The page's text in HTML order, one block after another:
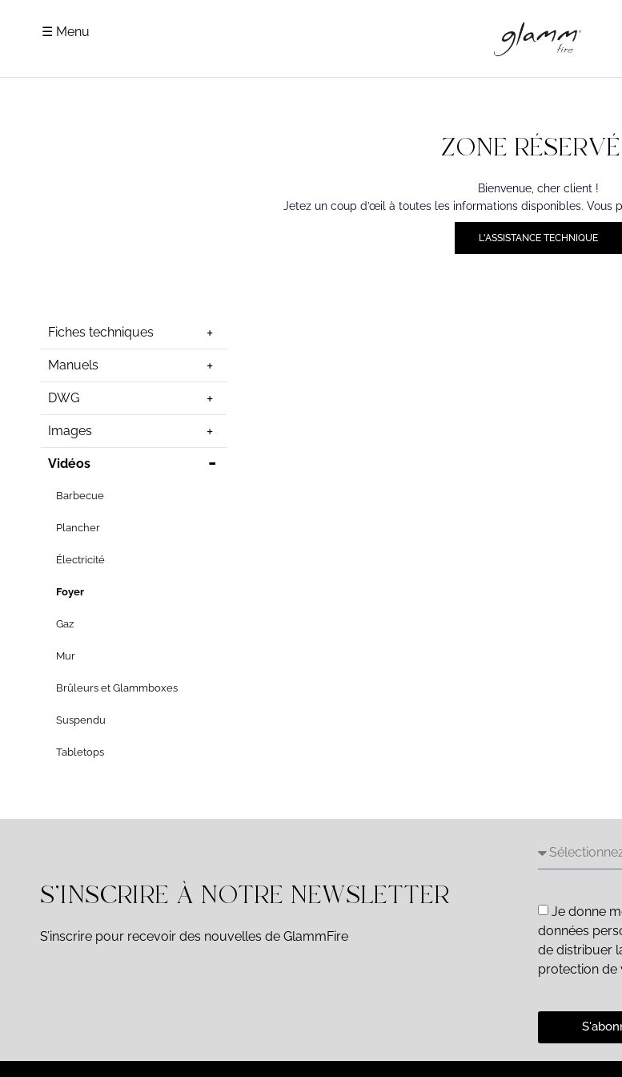
☰ Menu
ZONE
Bienvenue, cher client !
Jetez un coup d’œil à toutes les informations disponibles. Vous
L'ASSISTANCE TECHNIQUE
Fiches techniques
Manuels
DWG
Images
Vidéos
Barbecue
Plancher
Électricité
Foyer
Gaz
Mur
Brûleurs et Glammboxes
Suspendu
Tabletops
S'INSCRIRE À NOTRE NEWSLETTER
S’inscrire pour recevoir des nouvelles de GlammFire
Je donne
données
de distribuer
protection de